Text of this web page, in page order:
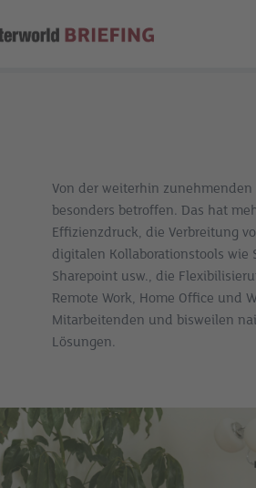
Von der weiterhin
besonders betroffen. Das hat
Effizienzdruck, die Verbreitung
digitalen Kollaborationstools wie
Sharepoint usw., die
Remote Work, Home Office und
Mitarbeitenden und bisweilen
Lösungen.